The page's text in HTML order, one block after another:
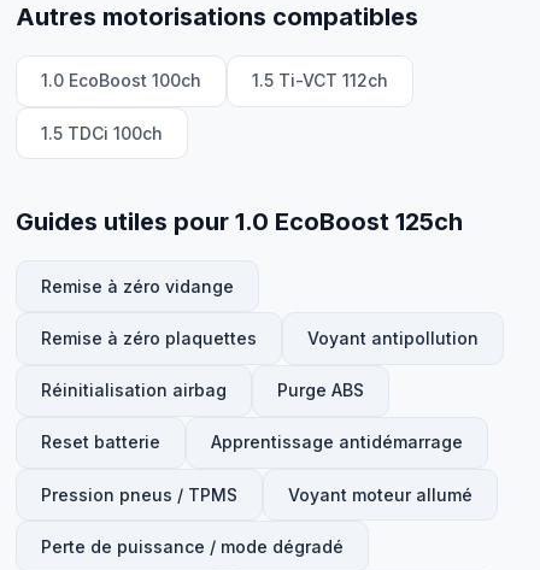
Autres motorisations compatibles
1.0 EcoBoost 100ch 1.5 Ti-VCT 112ch
1.5 TDCi 100ch
Guides utiles pour 1.0 EcoBoost 125ch
Remise à zéro vidange
Remise à zéro plaquettes Voyant antipollution
Réinitialisation airbag Purge ABS
Reset batterie Apprentissage antidémarrage
Pression pneus / TPMS Voyant moteur allumé
Perte de puissance / mode dégradé